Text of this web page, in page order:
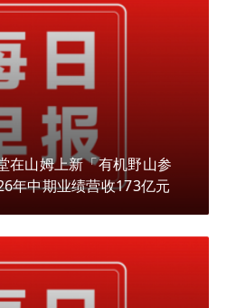
在山姆上新「有机野山参
年中期业绩营收173亿元